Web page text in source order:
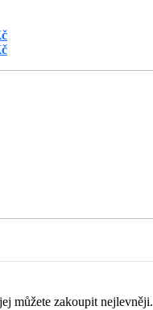
můžete zakoupit nejlevněji.